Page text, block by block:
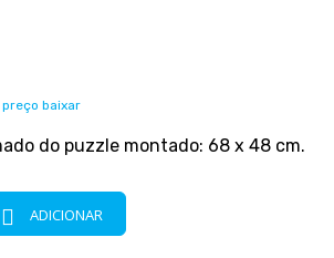
baixar
do puzzle montado: 68 x 48 cm.
ADICIONAR